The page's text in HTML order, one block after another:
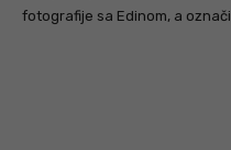
fotografije sa Edinom, a